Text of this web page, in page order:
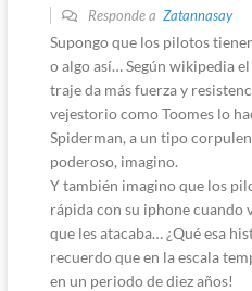
Responde a Zatannasay
Supongo que los pilotos
o algo así… Según wikipedia
traje da más fuerza y
vejestorio como Toomes lo
Spiderman, a un tipo
poderoso, imagino.
Y también imagino que los
rápida con su iphone
que les atacaba… ¿Qué esa
recuerdo que en la escala
en un periodo de diez años!